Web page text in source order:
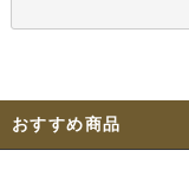
おすすめ商品